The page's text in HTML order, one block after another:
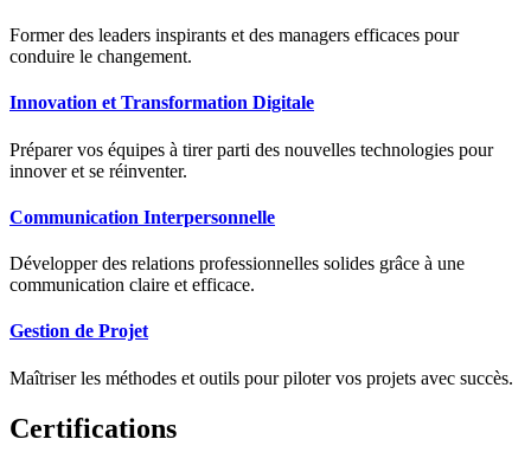
Former des leaders inspirants et des managers efficaces pour
conduire le changement.
Innovation et Transformation Digitale
Préparer vos équipes à tirer parti des nouvelles technologies pour
innover et se réinventer.
Communication Interpersonnelle
Développer des relations professionnelles solides grâce à une
communication claire et efficace.
Gestion de Projet
Maîtriser les méthodes et outils pour piloter vos projets avec succès.
Certifications